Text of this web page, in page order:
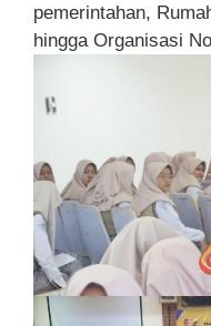
pemerintahan,
hingga Organisasi